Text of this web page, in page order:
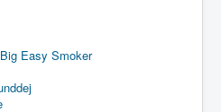
Easy Smoker